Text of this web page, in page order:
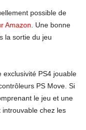
possible de
Amazon . Une bonne
la sortie du jeu
exclusivité PS4 jouable
PS Move. Si
le jeu et une
chez les